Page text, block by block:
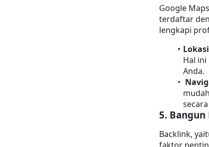
Google
terdaftar
lengkapi
Hal
Anda.
5.
Backlink,